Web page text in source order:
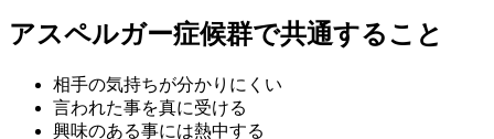
アスペルガー症候群で共通すること
相手の気持ちが分かりにくい
言われた事を真に受ける
興味のある事には熱中する